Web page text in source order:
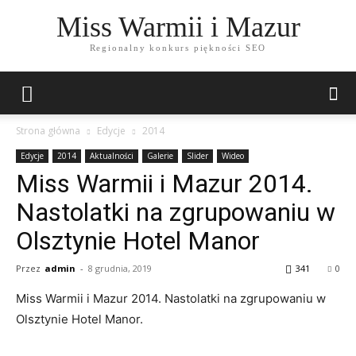
Miss Warmii i Mazur
Regionalny konkurs piękności SEO
Strona główna Edycje 2014
Edycje 2014 Aktualności Galerie Slider Wideo
Miss Warmii i Mazur 2014.
Nastolatki na zgrupowaniu w
Olsztynie Hotel Manor
Przez admin - 8 grudnia, 2019 0
341
Miss Warmii i Mazur 2014. Nastolatki na zgrupowaniu w
Olsztynie Hotel Manor.